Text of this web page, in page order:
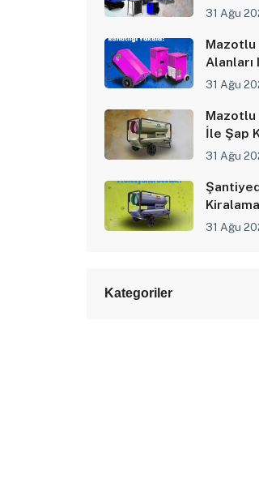
Yarar?
31 Ağu
Mazotlu
Alanları
İşe
31 Ağu
Mazotlu
İle Şap
Ne İşe
31 Ağu
Yarar?
31 Ağu
Kategoriler